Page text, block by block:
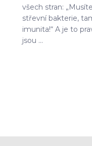
všech stran:
střevní bakterie,
imunita!“ A je to
jsou ...